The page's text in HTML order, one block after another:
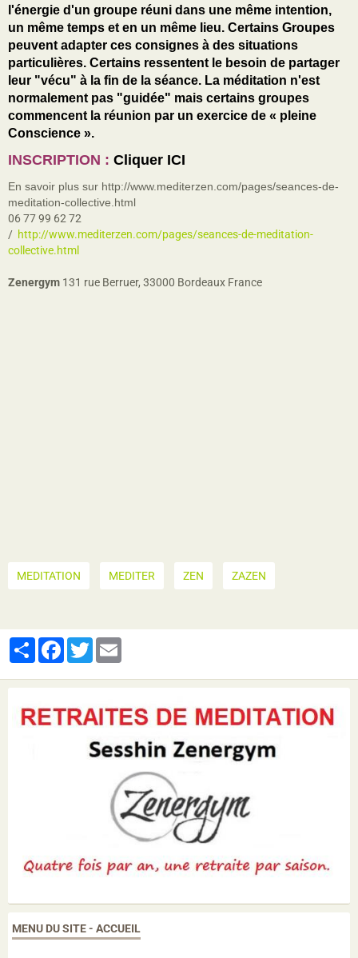
l'énergie d'un groupe réuni dans une même intention,
un même temps et en un même lieu. Certains Groupes
peuvent adapter ces consignes à des situations
particulières. Certains ressentent le besoin de partager
leur "vécu" à la fin de la séance. La méditation n'est
normalement pas "guidée" mais certains groupes
commencent la réunion par un exercice de « pleine
Conscience ».
INSCRIPTION : Cliquer ICI
En savoir plus sur http://www.mediterzen.com/pages/seances-de-
meditation-collective.html
06 77 99 62 72
http://www.mediterzen.com/pages/seances-de-meditation-
collective.html
Zenergym 131 rue Berruer, 33000 Bordeaux France
MEDITATION MEDITER ZEN ZAZEN
PartagerFacebook
Twitter
MENU DU SITE - ACCUEIL